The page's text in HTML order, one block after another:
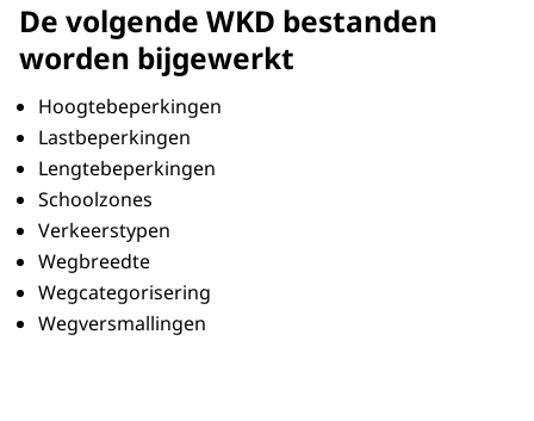
De volgende WKD bestanden
worden bijgewerkt
Hoogtebeperkingen
Lastbeperkingen
Lengtebeperkingen
Schoolzones
Verkeerstypen
Wegbreedte
Wegcategorisering
Wegversmallingen